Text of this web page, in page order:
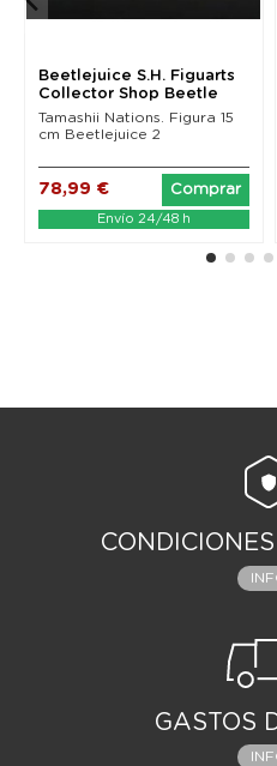
Beetlejuice S.H. Figuarts
Collector Shop Beetle
Juice...
Tamashii Nations. Figura 15
cm Beetlejuice 2
78,99 € Comprar
Envío 24/48 h
GASTOS